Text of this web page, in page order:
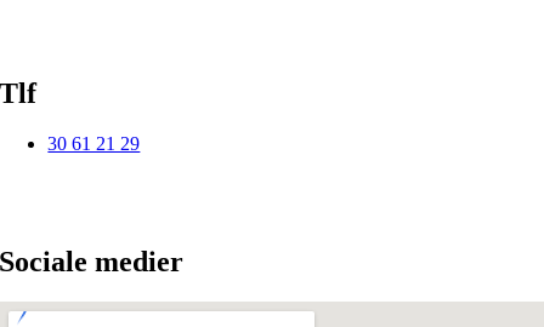
Tlf
30 61 21 29
Sociale medier